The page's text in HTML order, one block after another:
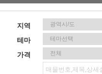
지역
테마
가격